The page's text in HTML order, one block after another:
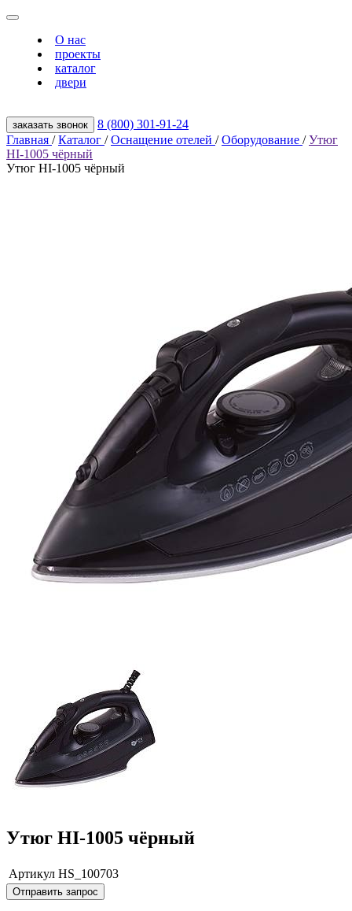
О нас
проекты
каталог
двери
заказать звонок
8 (800) 301‑91‑24
Главная / Каталог / Оснащение отелей / Оборудование / Утюг
HI-1005 чёрный
Утюг HI-1005 чёрный
Утюг HI-1005 чёрный
Артикул HS_100703
Отправить запрос